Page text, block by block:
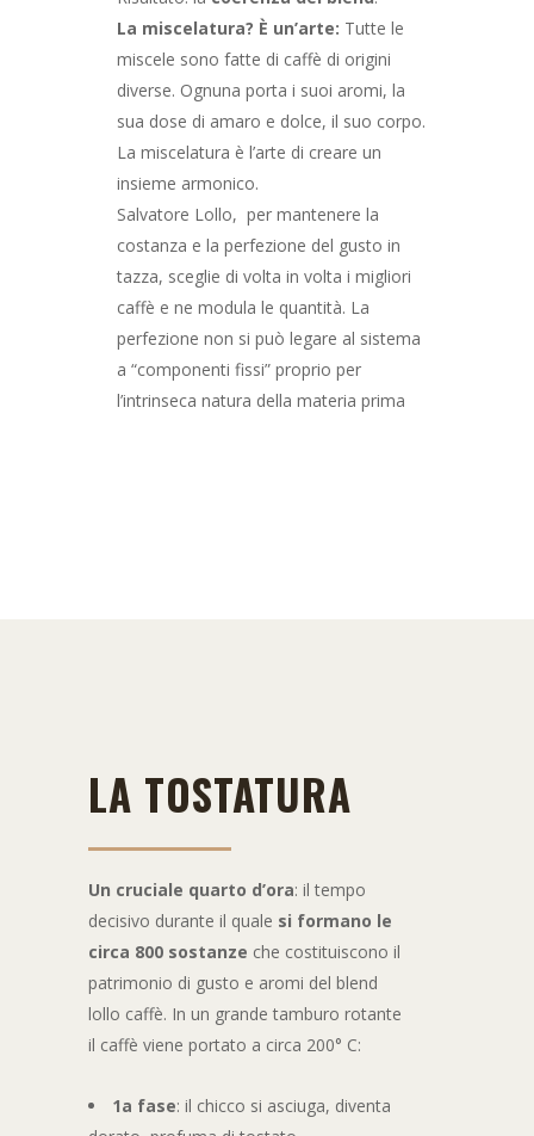
La miscelatura? È un’arte: Tutte le
miscele sono fatte di caffè di origini
diverse. Ognuna porta i suoi aromi, la
sua dose di amaro e dolce, il suo corpo.
La miscelatura è l’arte di creare un
insieme armonico.
Salvatore Lollo, per mantenere la
costanza e la perfezione del gusto in
tazza, sceglie di volta in volta i migliori
caffè e ne modula le quantità. La
perfezione non si può legare al sistema
a “componenti fissi” proprio per
l’intrinseca natura della materia prima
LA TOSTATURA
Un cruciale quarto d’ora: il tempo
decisivo durante il quale si formano le
circa 800 sostanze che costituiscono il
patrimonio di gusto e aromi del blend
lollo caffè. In un grande tamburo rotante
il caffè viene portato a circa 200° C:
1a fase: il chicco si asciuga, diventa